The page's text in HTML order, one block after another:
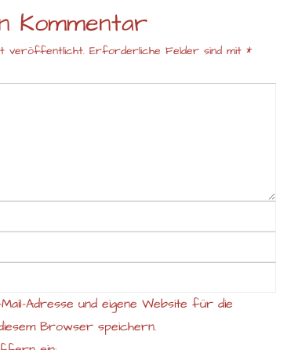
Kommentar
veröffentlicht. Erforderliche Felder sind mit *
Mail-Adresse und eigene Website für die
Browser speichern.